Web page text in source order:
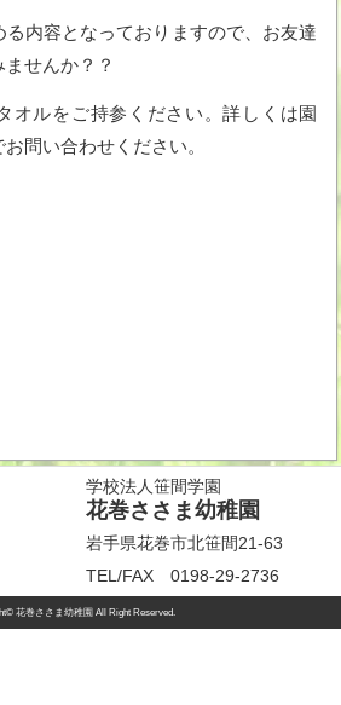
内容となっておりますので、お友達
せんか？？
オルをご持参ください。詳しくは園
お問い合わせください。
学校法人笹間学園
花巻ささま幼稚園
岩手県花巻市北笹間21-63
TEL/FAX 0198-29-2736
花巻ささま幼稚園 All Right Reserved.